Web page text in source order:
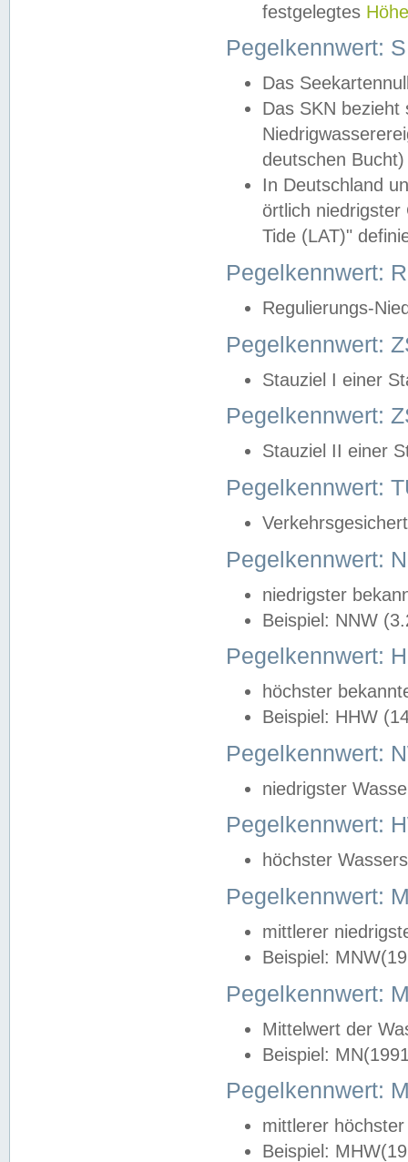
festgelegtes
Pegelkennwert:
Das
Das SKN
deutschen
In Deutschland
örtlich
Tide (LAT)"
Pegelkennwert:
Regulierungs-
Pegelkennwert:
Stauziel I einer
Pegelkennwert:
Stauziel II einer
Pegelkennwert:
Pegelkennwert:
niedrigster
Beispiel: NNW
Pegelkennwert:
höchster
Beispiel: HHW
Pegelkennwert:
niedrigster
Pegelkennwert:
höchster
Pegelkennwert:
mittlerer
Beispiel:
Pegelkennwert:
Mittelwert der
Beispiel:
Pegelkennwert:
mittlerer
Beispiel: